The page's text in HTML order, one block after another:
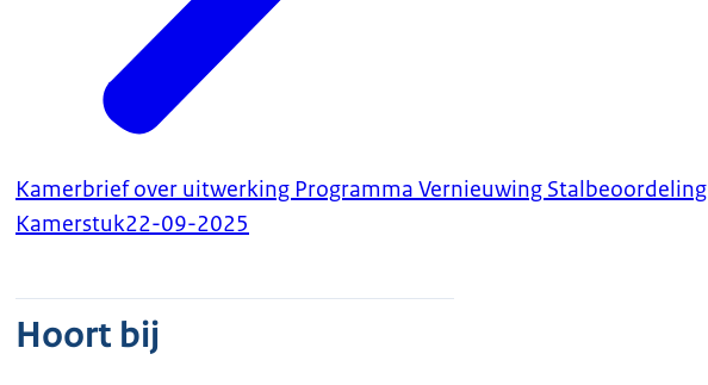
Kamerbrief over uitwerking Programma Vernieuwing Stalbeoordeling
Kamerstuk22-09-2025
Hoort bij